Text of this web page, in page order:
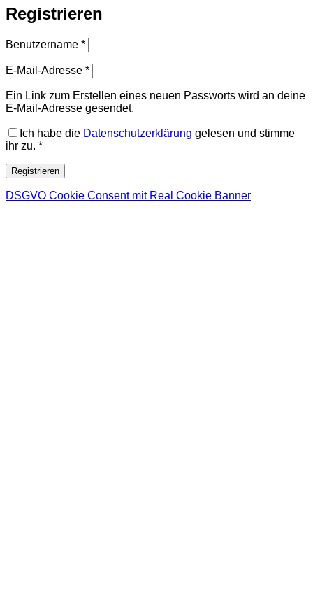
Registrieren
Benutzername *Erforderlich
E-Mail-Adresse *Erforderlich
Ein Link zum Erstellen eines neuen Passworts wird an deine
E-Mail-Adresse gesendet.
Ich habe die Datenschutzerklärung gelesen und stimme
ihr zu. *
Registrieren
DSGVO Cookie Consent mit Real Cookie Banner